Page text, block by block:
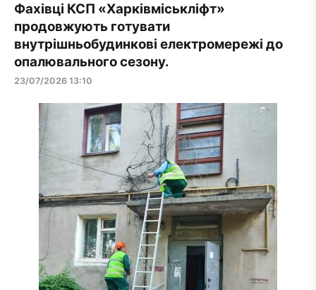
Фахівці КСП «Харківміськліфт»
продовжують готувати
внутрішньобудинкові електромережі до
опалювального сезону.
23/07/2026 13:10